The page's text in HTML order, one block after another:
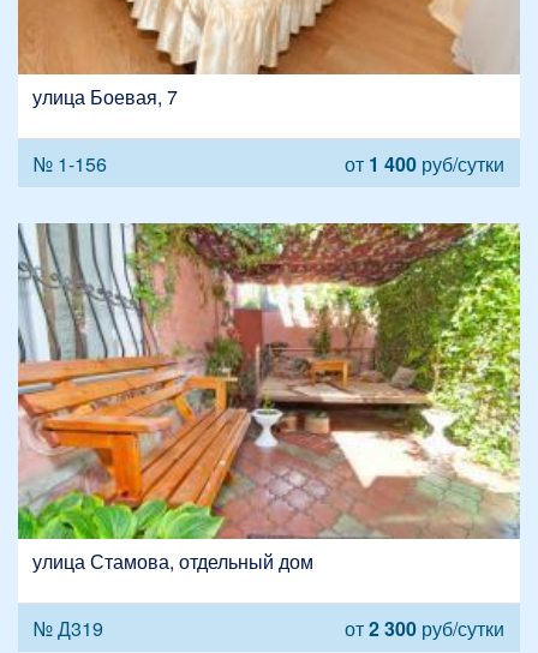
улица Боевая, 7
№ 1-156 от 1 400 руб/сутки
улица Стамова, отдельный дом
№ Д319 от2 300 руб/сутки